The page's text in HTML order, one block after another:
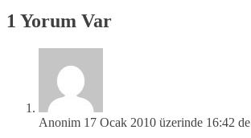
1 Yorum Var
Anonim 17 Ocak 2010 üzerinde 16:42 de